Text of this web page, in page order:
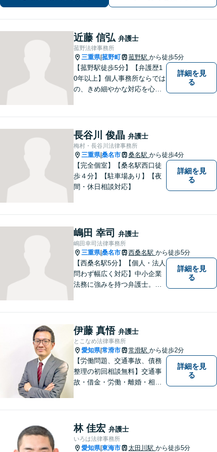
近藤 信弘 弁護士
菰野法律事務所
三重県|菰野町 菰野駅 から徒歩5分
【菰野駅徒歩5分】【弁護歴1
0年以上】個人事務所ならでは
の、きめ細やかな対応を心が
行います！【完全個室】
詳細を見
る
長谷川 俊晶 弁護士
梅村・長谷川法律事務所
三重県|桑名市 桑名駅 から徒歩4分
【完全個室】【桑名駅西口徒
歩４分】【駐車場あり】【夜
間・休日相談対応】
詳細を見
る
嶋田 幸司 弁護士
嶋田幸司法律事務所
三重県|桑名市 西桑名駅 から徒歩5分
【西桑名駅5分】【個人・法人
問わず幅広く対応】中小企業
法務に強みを持つ弁護士。個
します。お困りごとは、お気
軽にご相談ください。
詳細を見
る
伊藤 真悟 弁護士
とこなめ法律事務所
愛知県|常滑市 常滑駅 から徒歩2分
【労働問題、交通事故、債務
整理の初回相談無料】交通事
故・借金・労働・離婚・相続
町、東浦町、美浜町、南知多
町などでお困りの方がいまし
たらすぐにご相談ください。
詳細を見
る
林 佳宏 弁護士
いろは法律事務所
愛知県|東海市 太田川駅 から徒歩5分